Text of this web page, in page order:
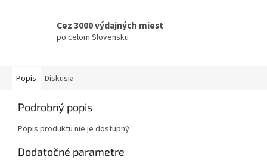
Cez 3000 výdajných miest
po celom Slovensku
Popis Diskusia
Podrobný popis
Popis produktu nie je dostupný
Dodatočné parametre